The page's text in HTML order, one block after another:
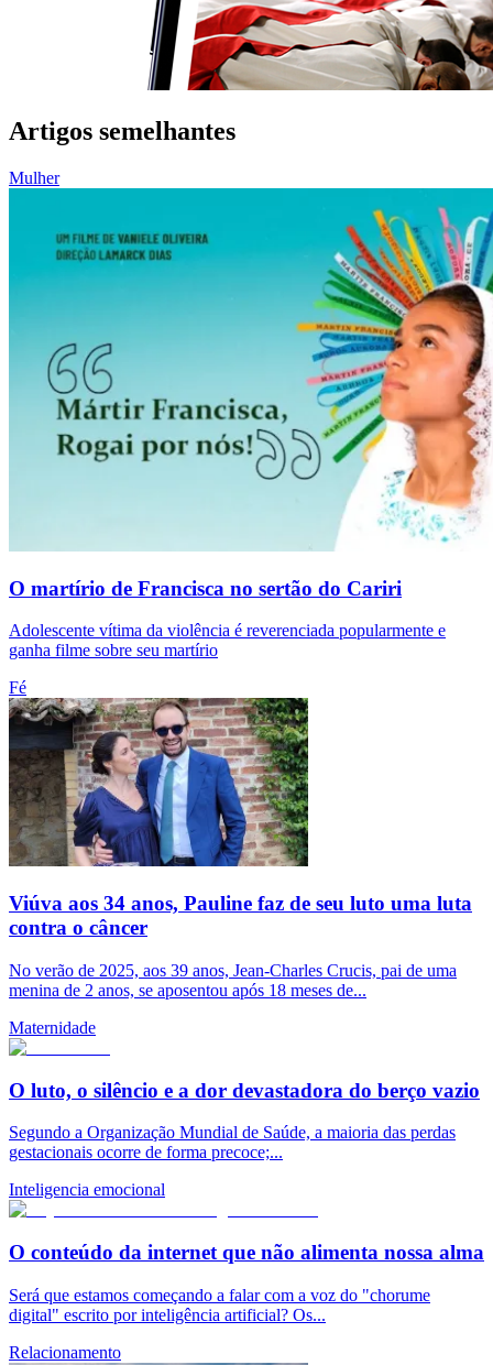
Artigos semelhantes
Mulher
O martírio de Francisca no sertão do Cariri
Adolescente vítima da violência é reverenciada popularmente e
ganha filme sobre seu martírio
Fé
Viúva aos 34 anos, Pauline faz de seu luto uma luta
contra o câncer
No verão de 2025, aos 39 anos, Jean-Charles Crucis, pai de uma
menina de 2 anos, se aposentou após 18 meses de...
Maternidade
O luto, o silêncio e a dor devastadora do berço vazio
Segundo a Organização Mundial de Saúde, a maioria das perdas
gestacionais ocorre de forma precoce;...
Inteligencia emocional
O conteúdo da internet que não alimenta nossa alma
Será que estamos começando a falar com a voz do "chorume
digital" escrito por inteligência artificial? Os...
Relacionamento